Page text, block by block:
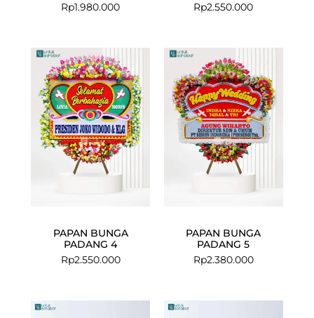
Rp1.980.000
Rp2.550.000
PAPAN BUNGA
PADANG 4
Rp2.550.000
PAPAN BUNGA
PADANG 5
Rp2.380.000